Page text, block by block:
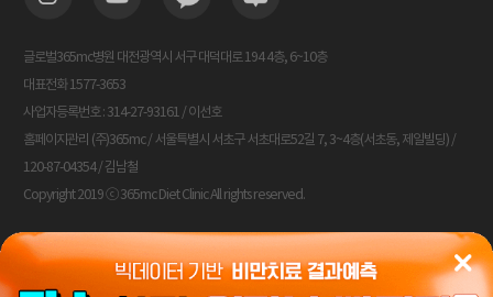
글로벌365mc병원 대전광역시 서구 대덕대로 194 4층, 6~10층
대표전화 1577-3653
사업자등록번호 : 314-27-93161 / 이선호
홈페이지관리 (주)365mc / 서울특별시 서초구 서초대로52길 7, 3~4층(서초동, 제일빌딩) /
120-87-04354 / 김남철
Copyright 2019 ⓒ 365mc Diet Clinic All rights reserved.